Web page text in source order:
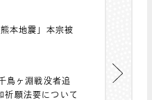
熊本地震」本宗被
鳥ヶ淵戦没者追
祈願法要について